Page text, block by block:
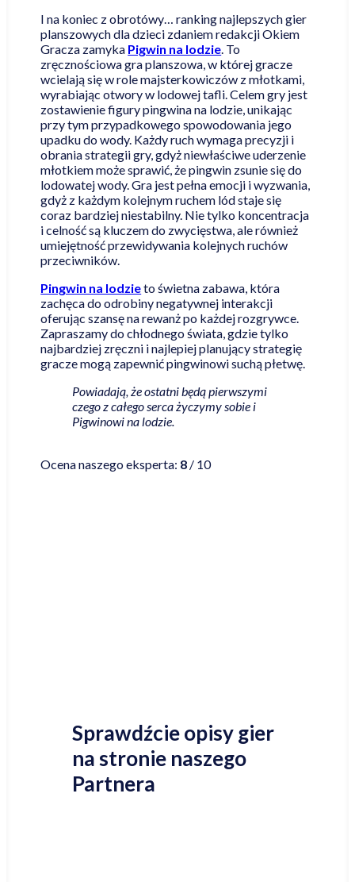
I na koniec z obrotówy… ranking najlepszych gier
planszowych dla dzieci zdaniem redakcji Okiem
Gracza zamyka Pigwin na lodzie. To
zręcznościowa gra planszowa, w której gracze
wcielają się w role majsterkowiczów z młotkami,
wyrabiając otwory w lodowej tafli. Celem gry jest
zostawienie figury pingwina na lodzie, unikając
przy tym przypadkowego spowodowania jego
upadku do wody. Każdy ruch wymaga precyzji i
obrania strategii gry, gdyż niewłaściwe uderzenie
młotkiem może sprawić, że pingwin zsunie się do
lodowatej wody. Gra jest pełna emocji i wyzwania,
gdyż z każdym kolejnym ruchem lód staje się
coraz bardziej niestabilny. Nie tylko koncentracja
i celność są kluczem do zwycięstwa, ale również
umiejętność przewidywania kolejnych ruchów
przeciwników.
Pingwin na lodzieto świetna zabawa, która
zachęca do odrobiny negatywnej interakcji
oferując szansę na rewanż po każdej rozgrywce.
Zapraszamy do chłodnego świata, gdzie tylko
najbardziej zręczni i najlepiej planujący strategię
gracze mogą zapewnić pingwinowi suchą płetwę.
Powiadają, że ostatni będą pierwszymi
czego z całego serca życzymy sobie i
Pigwinowi na lodzie.
Ocena naszego eksperta: 8 / 10
Sprawdźcie opisy gier
na stronie naszego
Partnera